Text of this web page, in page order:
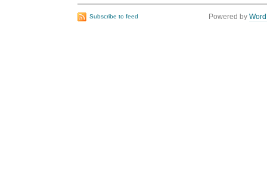
Subscribe to feed Powered by